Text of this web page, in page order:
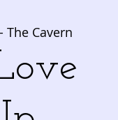
The Cavern